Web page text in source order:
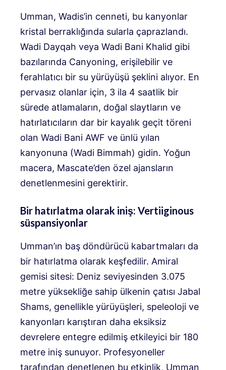
Umman, Wadis’in cenneti, bu kanyonlar
kristal berraklığında sularla çaprazlandı.
Wadi Dayqah veya Wadi Bani Khalid gibi
bazılarında Canyoning, erişilebilir ve
ferahlatıcı bir su yürüyüşü şeklini alıyor. En
pervasız olanlar için, 3 ila 4 saatlik bir
sürede atlamaların, doğal slaytların ve
hatırlatıcıların dar bir kayalık geçit töreni
olan Wadi Bani AWF ve ünlü yılan
kanyonuna (Wadi Bimmah) gidin. Yoğun
macera, Mascate’den özel ajansların
denetlenmesini gerektirir.
Bir hatırlatma olarak iniş: Vertiiginous
süspansiyonlar
Umman’ın baş döndürücü kabartmaları da
bir hatırlatma olarak keşfedilir. Amiral
gemisi sitesi: Deniz seviyesinden 3.075
metre yüksekliğe sahip ülkenin çatısı Jabal
Shams, genellikle yürüyüşleri, speleoloji ve
kanyonları karıştıran daha eksiksiz
devrelere entegre edilmiş etkileyici bir 180
metre iniş sunuyor. Profesyoneller
tarafından denetlenen bu etkinlik, Umman